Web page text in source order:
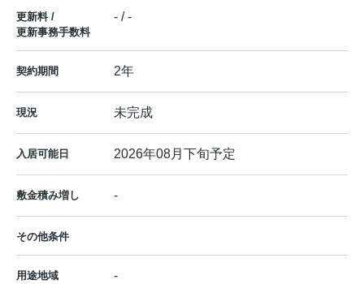
更新料 /
更新事務手数料
- / -
契約期間 2年
現況 未完成
入居可能日 2026年08月下旬予定
敷金積み増し -
その他条件
用途地域 -